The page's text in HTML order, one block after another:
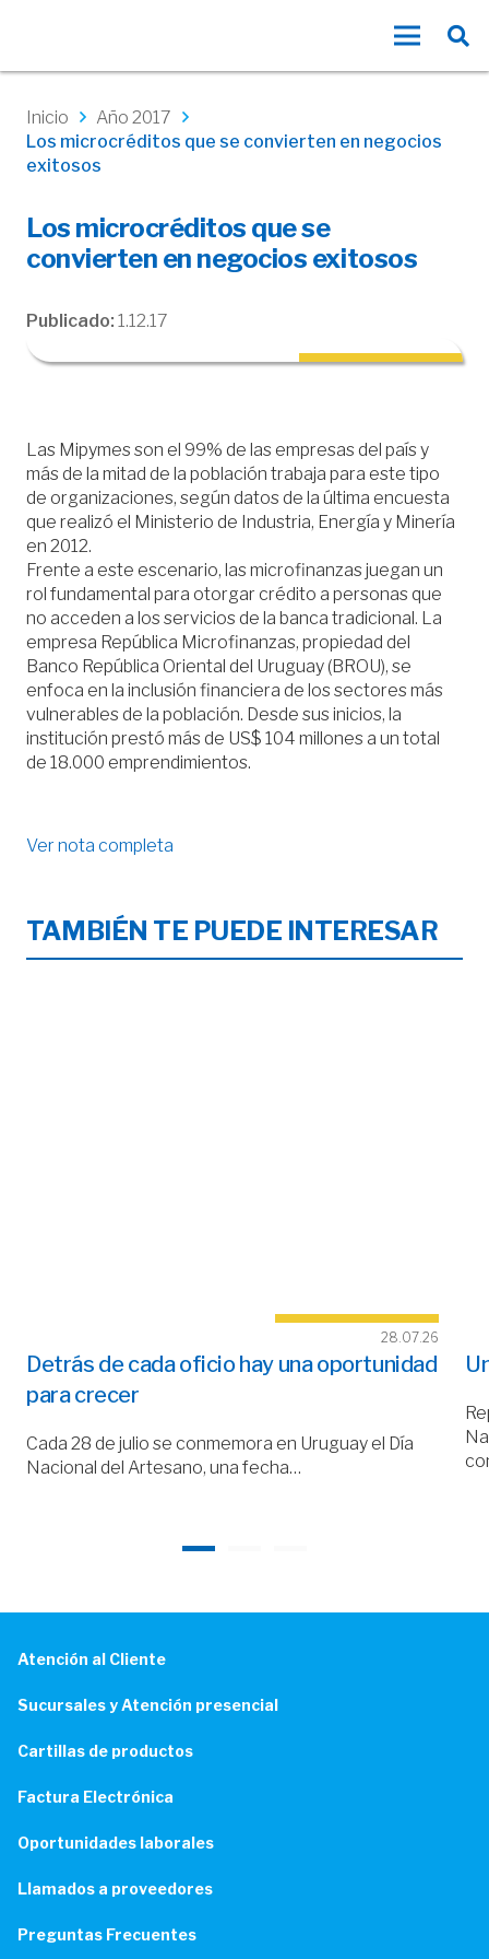
Inicio
Año 2017
Los microcréditos que se convierten en negocios
exitosos
Los microcréditos que se
convierten en negocios exitosos
Publicado: 1.12.17
Las Mipymes son el 99% de las empresas del país y
más de la mitad de la población trabaja para este tipo
de organizaciones, según datos de la última encuesta
que realizó el Ministerio de Industria, Energía y Minería
en 2012.
Frente a este escenario, las microfinanzas juegan un
rol fundamental para otorgar crédito a personas que
no acceden a los servicios de la banca tradicional. La
empresa República Microfinanzas, propiedad del
Banco República Oriental del Uruguay (BROU), se
enfoca en la inclusión financiera de los sectores más
vulnerables de la población. Desde sus inicios, la
institución prestó más de US$ 104 millones a un total
de 18.000 emprendimientos.
Ver nota completa
TAMBIÉN TE PUEDE INTERESAR
28.07.26
Detrás de cada oficio hay una oportunidad
para crecer
Cada 28 de julio se conmemora en Uruguay el Día
Nacional del Artesano, una fecha…
Atención al Cliente
Sucursales y Atención presencial
Cartillas de productos
Factura Electrónica
Oportunidades laborales
Llamados a proveedores
Preguntas Frecuentes